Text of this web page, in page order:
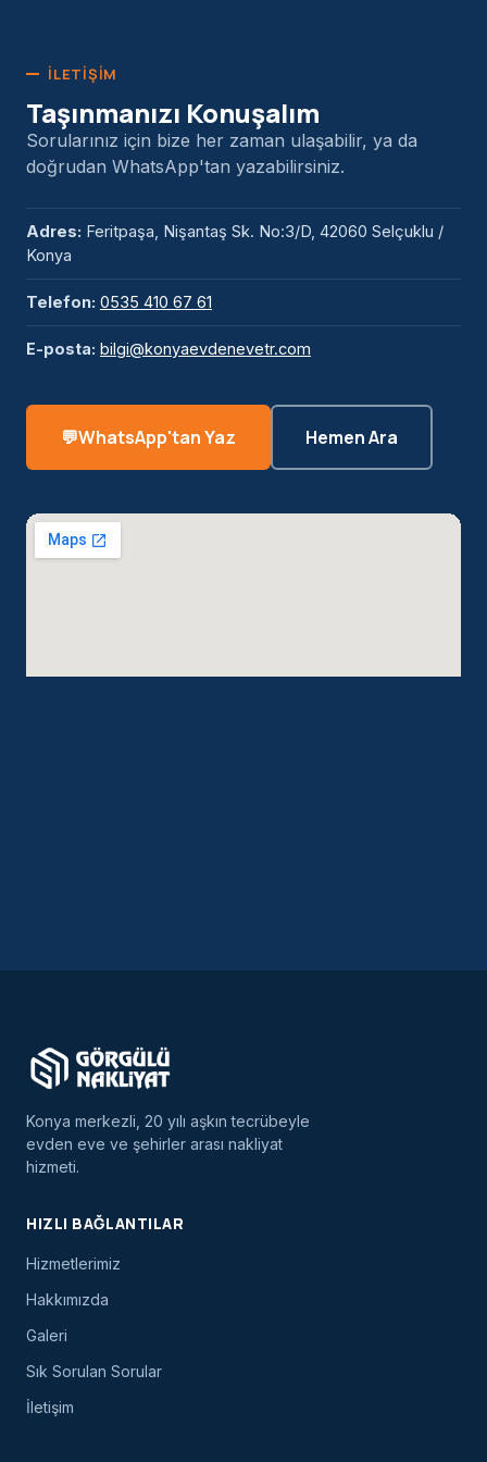
İLETIŞIM
Taşınmanızı Konuşalım
Sorularınız için bize her zaman ulaşabilir, ya da
doğrudan WhatsApp'tan yazabilirsiniz.
Adres: Feritpaşa, Nişantaş Sk. No:3/D, 42060 Selçuklu /
Konya
Telefon: 0535 410 67 61
E-posta: bilgi@konyaevdenevetr.com
WhatsApp'tan Yaz Hemen Ara
Konya merkezli, 20 yılı aşkın tecrübeyle
evden eve ve şehirler arası nakliyat
hizmeti.
HIZLI BAĞLANTILAR
Hizmetlerimiz
Hakkımızda
Galeri
Sık Sorulan Sorular
İletişim